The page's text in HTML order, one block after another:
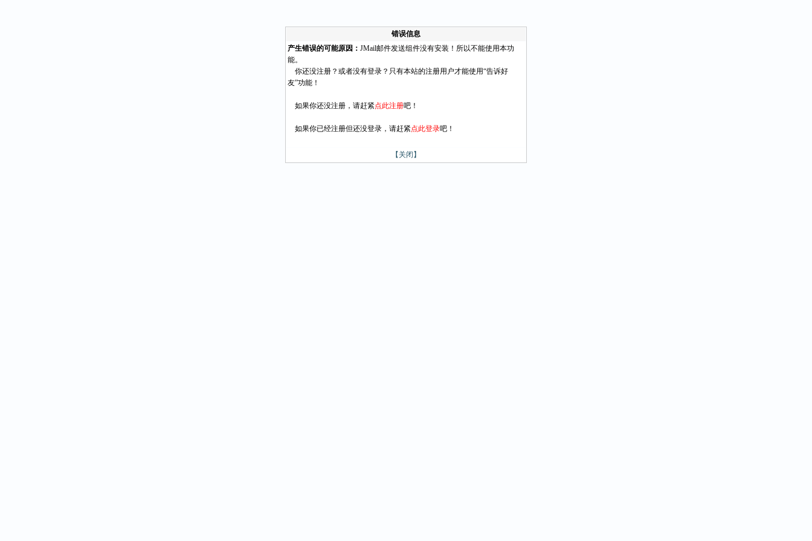
错误信息
产生错误的可能原因： JMail邮件发送组件没有安装！所以不能使用本功
能。
你还没注册？或者没有登录？只有本站的注册用户才能使用“告诉好
友”功能！
如果你还没注册，请赶紧点此注册吧！
如果你已经注册但还没登录，请赶紧点此登录吧！
【关闭】